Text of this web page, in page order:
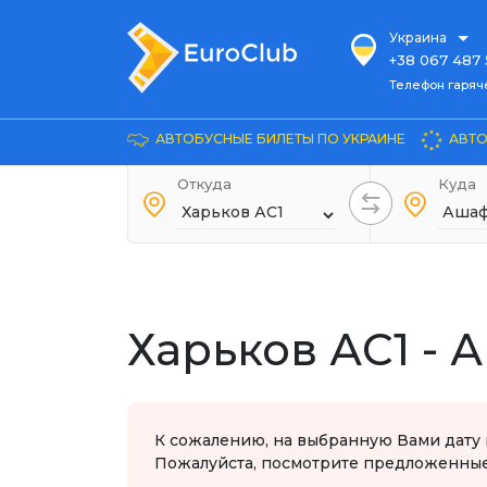
Украина
+38 067 487
Телефон гарячей
Довідка
+38 044 486
+38 067 240
+38 093 153
Телефон
АВТОБУСНЫЕ БИЛЕТЫ ПО УКРАИНЕ
Откуда Куда
Харьков АС1 -
К сожалению, на выбранную Вами дату
Пожалуйста, посмотрите